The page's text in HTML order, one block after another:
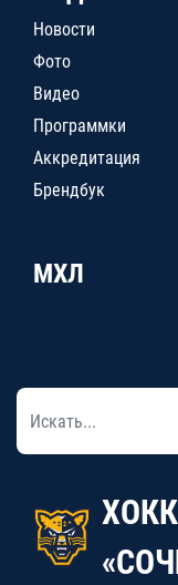
Новости
Фото
Видео
Программки
Аккредитация
Брендбук
МХЛ